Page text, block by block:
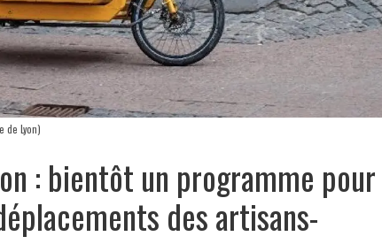
de Lyon)
: bientôt un programme pour
des artisans-